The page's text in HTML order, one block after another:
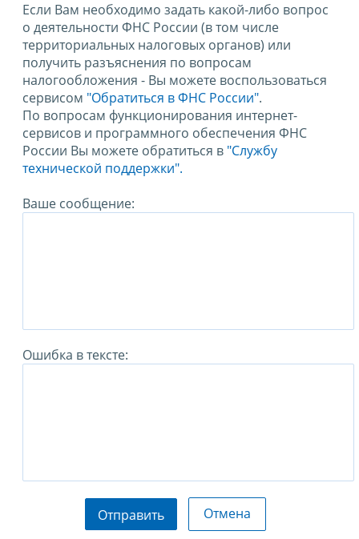
Если Вам необходимо задать какой-либо вопрос
о деятельности ФНС России (в том числе
территориальных налоговых органов) или
получить разъяснения по вопросам
налогообложения - Вы можете воспользоваться
сервисом "Обратиться в ФНС России".
По вопросам функционирования интернет-
сервисов и программного обеспечения ФНС
России Вы можете обратиться в "Службу
технической поддержки".
Ваше сообщение:
Ошибка в тексте:
Отправить Отмена